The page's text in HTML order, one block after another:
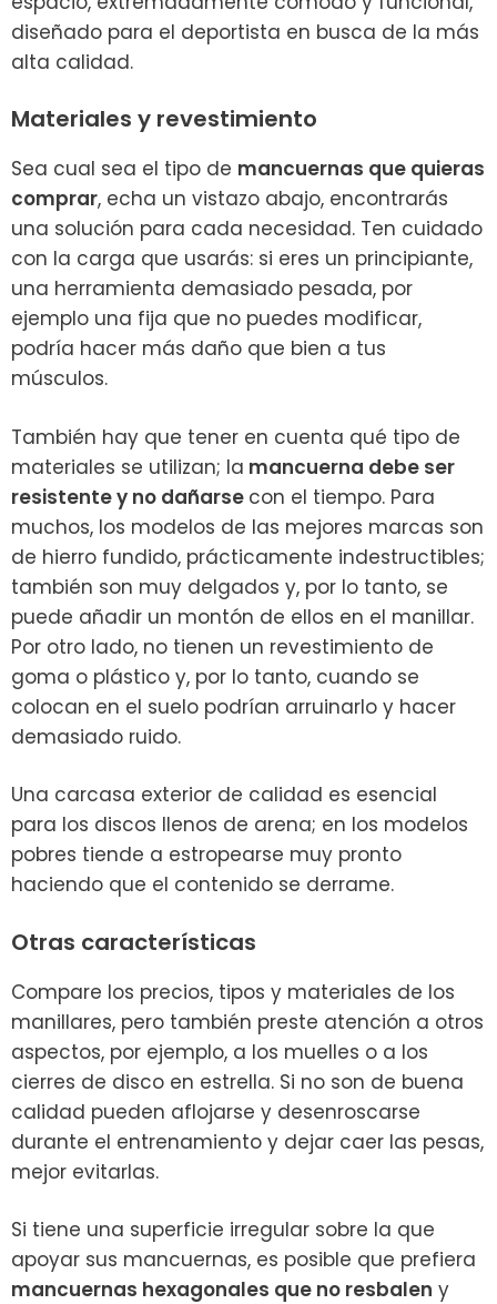
diseñado para el deportista en busca de la más
alta calidad.
Materiales y revestimiento
Sea cual sea el tipo de mancuernas que quieras
comprar, echa un vistazo abajo, encontrarás
una solución para cada necesidad. Ten cuidado
con la carga que usarás: si eres un principiante,
una herramienta demasiado pesada, por
ejemplo una fija que no puedes modificar,
podría hacer más daño que bien a tus
músculos.
También hay que tener en cuenta qué tipo de
materiales se utilizan; la mancuerna debe ser
resistente y no dañarse con el tiempo. Para
muchos, los modelos de las mejores marcas son
de hierro fundido, prácticamente indestructibles;
también son muy delgados y, por lo tanto, se
puede añadir un montón de ellos en el manillar.
Por otro lado, no tienen un revestimiento de
goma o plástico y, por lo tanto, cuando se
colocan en el suelo podrían arruinarlo y hacer
demasiado ruido.
Una carcasa exterior de calidad es esencial
para los discos llenos de arena; en los modelos
pobres tiende a estropearse muy pronto
haciendo que el contenido se derrame.
Otras características
Compare los precios, tipos y materiales de los
manillares, pero también preste atención a otros
aspectos, por ejemplo, a los muelles o a los
cierres de disco en estrella. Si no son de buena
calidad pueden aflojarse y desenroscarse
durante el entrenamiento y dejar caer las pesas,
mejor evitarlas.
Si tiene una superficie irregular sobre la que
apoyar sus mancuernas, es posible que prefiera
mancuernas hexagonales que no resbalen y